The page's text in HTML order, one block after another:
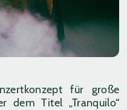
für große
dem Titel „Tranquilo“